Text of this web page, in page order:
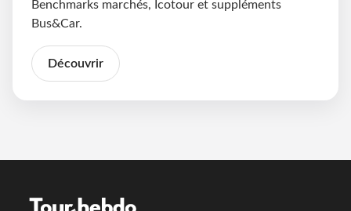
Benchmarks marchés, Icotour et suppléments
Bus&Car.
Découvrir